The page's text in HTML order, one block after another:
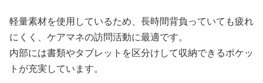
軽量素材を使用しているため、長時間背負っていても疲れ
にくく、ケアマネの訪問活動に最適です。
内部には書類やタブレットを区分けして収納できるポケッ
トが充実しています。